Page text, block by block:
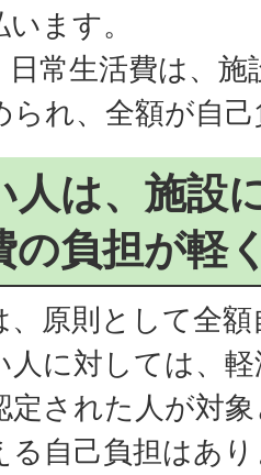
ます。
日常生活費は、
られ、全額が自
人は、施設
の負担が軽
、原則として全
人に対しては、
定された人が対
る自己負担はあ